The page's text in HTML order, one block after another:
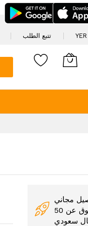
تتبع الطلب YER
مجاني
للطلبات التي فوق عن 50
سعودي